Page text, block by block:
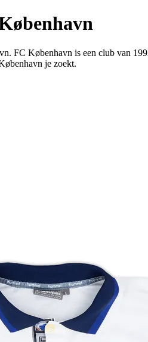
FC København is een club van
je zoekt.